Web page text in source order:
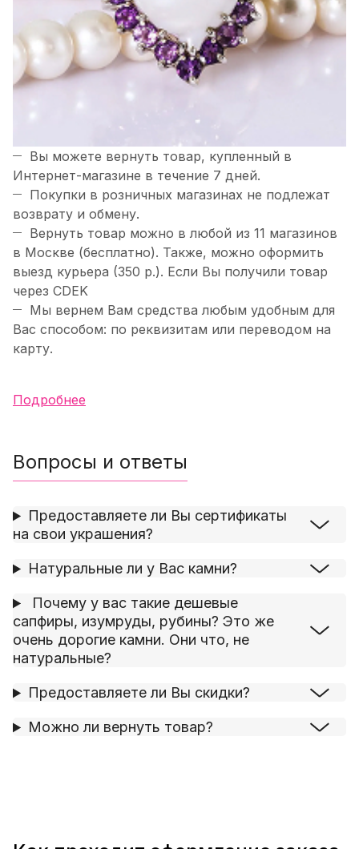
Вы можете вернуть товар, купленный в
Интернет-магазине в течение 7 дней.
Покупки в розничных магазинах не подлежат
возврату и обмену.
Вернуть товар можно в любой из 11 магазинов
в Москве (бесплатно). Также, можно оформить
выезд курьера (350 р.). Если Вы получили товар
через CDEK
Мы вернем Вам средства любым удобным для
Вас способом: по реквизитам или переводом на
карту.
Подробнее
Вопросы и ответы
Предоставляете ли Вы сертификаты
на свои украшения?
Натуральные ли у Вас камни?
Почему у вас такие дешевые
сапфиры, изумруды, рубины? Это же
очень дорогие камни. Они что, не
натуральные?
Предоставляете ли Вы скидки?
Можно ли вернуть товар?